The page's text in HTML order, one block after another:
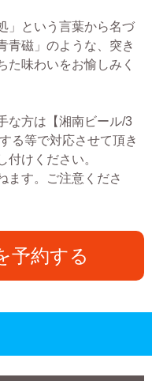
」という言葉から名づ
青磁」のような、突き
た味わいをお愉しみく
な方は【湘南ビール/3
る等で対応させて頂き
付けください。
ます。ご注意くださ
予約する